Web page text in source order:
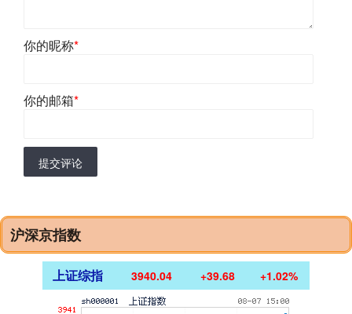
你的昵称*
你的邮箱*
提交评论
沪深京指数
上证综指 3940.04 +39.68 +1.02%